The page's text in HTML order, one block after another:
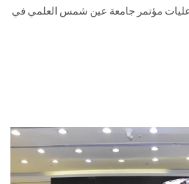
مؤتمر جامعة عين شمس العلمي في